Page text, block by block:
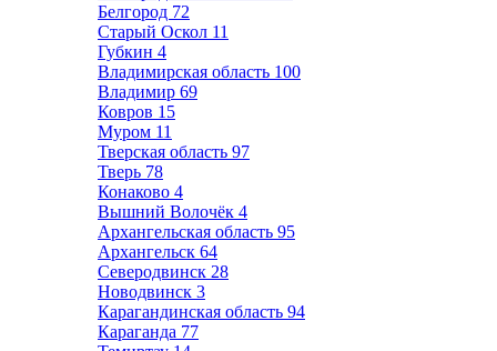
Белгород 72
Старый Оскол 11
Губкин 4
Владимирская область 100
Владимир 69
Ковров 15
Муром 11
Тверская область 97
Тверь 78
Конаково 4
Вышний Волочёк 4
Архангельская область 95
Архангельск 64
Северодвинск 28
Новодвинск 3
Карагандинская область 94
Караганда 77